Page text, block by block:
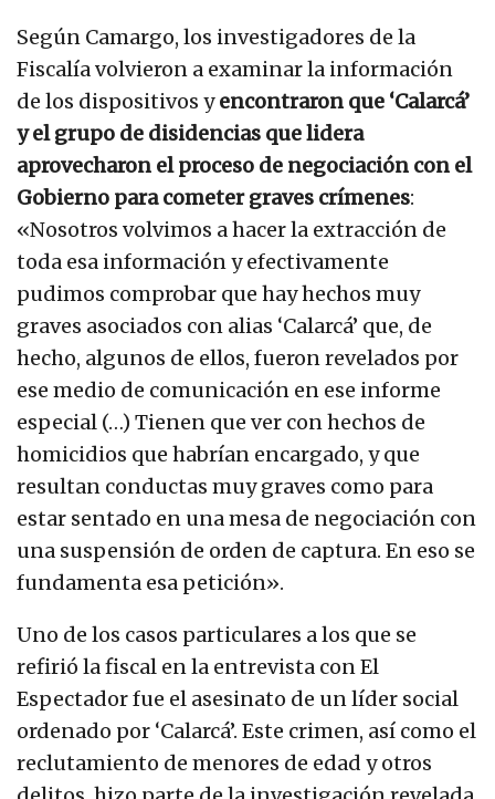
Según Camargo, los investigadores de la
Fiscalía volvieron a examinar la información
de los dispositivos yencontraron que ‘Calarcá’
y el grupo de disidencias que lidera
aprovecharon el proceso de negociación con el
Gobierno para cometer graves crímenes:
«Nosotros volvimos a hacer la extracción de
toda esa información y efectivamente
pudimos comprobar que hay hechos muy
graves asociados con alias ‘Calarcá’ que, de
hecho, algunos de ellos, fueron revelados por
ese medio de comunicación en ese informe
especial (…) Tienen que ver con hechos de
homicidios que habrían encargado, y que
resultan conductas muy graves como para
estar sentado en una mesa de negociación con
una suspensión de orden de captura. En eso se
fundamenta esa petición».
Uno de los casos particulares a los que se
refirió la fiscal en la entrevista con El
Espectador fue el asesinato de un líder social
ordenado por ‘Calarcá’. Este crimen, así como el
reclutamiento de menores de edad y otros